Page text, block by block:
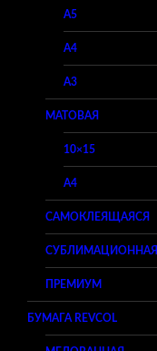
A5
A4
A3
МАТОВАЯ
10×15
A4
САМОКЛЕЯЩАЯСЯ
СУБЛИМАЦИОННАЯ
ПРЕМИУМ
БУМАГА REVCOL